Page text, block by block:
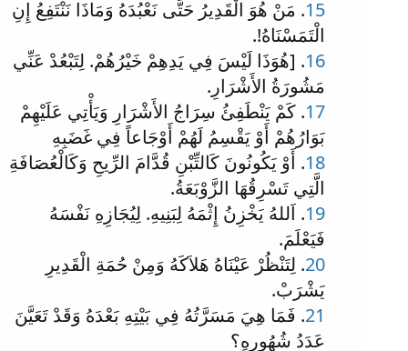
15. مَنْ هُوَ الْقَدِيرُ حَتَّى نَعْبُدَهُ وَمَاذَا نَنْتَفِعُ إِنِ
الْتَمَسْنَاهُ!.
16. [هُوَذَا لَيْسَ فِي يَدِهِمْ خَيْرُهُمْ. لِتَبْعُدْ عَنِّي
مَشُورَةُ الأَشْرَارِ.
17. كَمْ يَنْطَفِئُ سِرَاجُ الأَشْرَارِ وَيَأْتِي عَلَيْهِمْ
بَوَارُهُمْ أَوْ يَقْسِمُ لَهُمْ أَوْجَاعاً فِي غَضَبِهِ
18. أَوْ يَكُونُونَ كَالتِّبْنِ قُدَّامَ الرِّيحِ وَكَالْعُصَافَةِ
الَّتِي تَسْرِقُهَا الزَّوْبَعَةُ.
19. اَللهُ يَخْزِنُ إِثْمَهُ لِبَنِيهِ. لِيُجَازِهِ نَفْسَهُ
فَيَعْلَمَ.
20. لِتَنْظُرْ عَيْنَاهُ هَلاَكَهُ وَمِنْ حُمَةِ الْقَدِيرِ
يَشْرَبْ.
21. فَمَا هِيَ مَسَرَّتُهُ فِي بَيْتِهِ بَعْدَهُ وَقَدْ تَعَيَّنَ
عَدَدُ شُهُورِهِ؟